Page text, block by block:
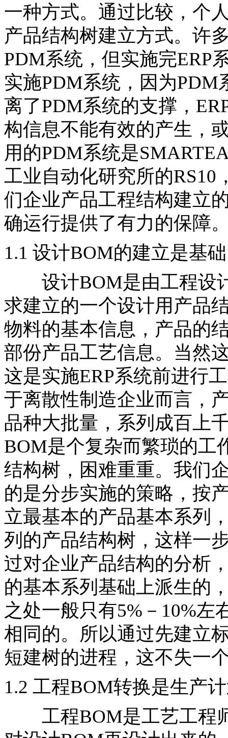
一种方式。通过比较，个
产品结构树建立方式。许
PDM系统，但实施完ERP
实施PDM系统，因为PDM
离了PDM系统的支撑，
构信息不能有效的产生，
用的PDM系统是
工业自动化研究所的RS10
们企业产品工程结构建立
确运行提供了有力的保障
1.1 设计BOM的建立是基础
设计BOM是由工程设
求建立的一个设计用产品
物料的基本信息，产品的
部份产品工艺信息。当然
这是实施ERP系统前进行
于离散性制造企业而言，
品种大批量，系列成百上
BOM是个复杂而繁琐的工
结构树，困难重重。我们
的是分步实施的策略，按
立最基本的产品基本系列
列的产品结构树，这样一
过对企业产品结构的分析
的基本系列基础上派生的
之处一般只有5%－10%左
相同的。所以通过先建立
短建树的进程，这不失一
1.2 工程BOM转换是生产
工程BOM是工艺工程